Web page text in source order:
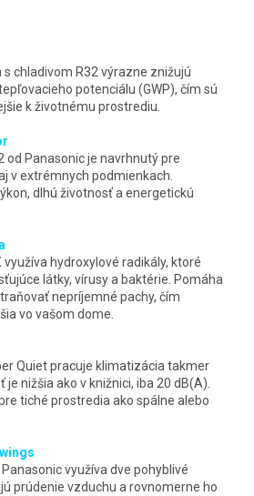
s chladivom R32 výrazne znižujú
potenciálu (GWP), čím sú
k životnému prostrediu.
od Panasonic je navrhnutý pre
v extrémnych podmienkach.
dlhú životnosť a energetickú
hydroxylové radikály, ktoré
látky, vírusy a baktérie. Pomáha
nepríjemné pachy, čím
vo vašom dome.
Quiet pracuje klimatizácia takmer
nižšia ako v knižnici, iba 20 dB(A).
tiché prostredia ako spálne alebo
využíva dve pohyblivé
prúdenie vzduchu a rovnomerne ho